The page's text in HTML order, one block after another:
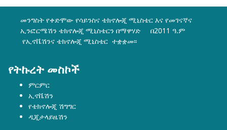
መንግስት የቀድሞው የሳይንስና ቴክኖሎጂ ሚኒስቴር እና የመገናኛና
ኢንፎርሜሽን ቴክኖሎጂ ሚኒስቴርን በማዋሃድ በ2011 ዓ.ም
የኢኖቬሽንና ቴክኖሎጂ ሚኒስቴር ተቋቋመ፡፡
የትኩረት መስኮች
ምርምር
ኢኖቬሽን
የቴክኖሎጂ ሽግግር
ዲጂታላይዜሽን